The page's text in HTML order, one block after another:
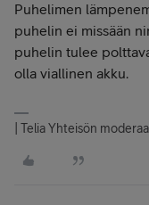
Puhelimen
puhelin ei missään
puhelin tulee
olla viallinen akku.
| Telia Yhteisön